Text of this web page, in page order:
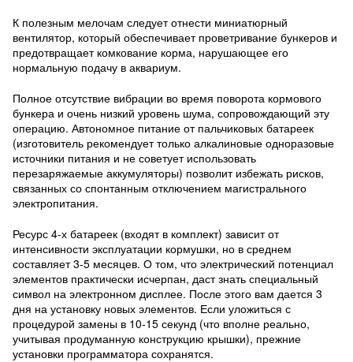
К полезным мелочам следует отнести миниатюрный
вентилятор, который обеспечивает проветривание бункеров и
предотвращает комкование корма, нарушающее его
нормальную подачу в аквариум.
Полное отсутствие вибрации во время поворота кормового
бункера и очень низкий уровень шума, сопровождающий эту
операцию. Автономное питание от пальчиковых батареек
(изготовитель рекомендует только алкалиновые одноразовые
источники питания и не советует использовать
перезаряжаемые аккумуляторы) позволит избежать рисков,
связанных со спонтанным отключением магистрального
электропитания.
Ресурс 4-х батареек (входят в комплект) зависит от
интенсивности эксплуатации кормушки, но в среднем
составляет 3-5 месяцев. О том, что электрический потенциал
элементов практически исчерпан, даст знать специальный
символ на электронном дисплее. После этого вам дается 3
дня на установку новых элементов. Если уложиться с
процедурой замены в 10-15 секунд (что вполне реально,
учитывая продуманную конструкцию крышки), прежние
установки программатора сохранятся.